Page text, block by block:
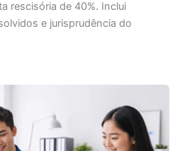
rescisória de 40%. Inclui
e jurisprudência do